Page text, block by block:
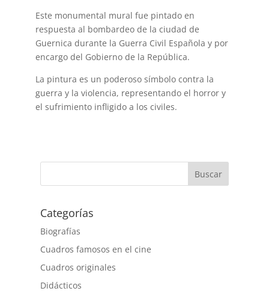
Este monumental mural fue pintado en
respuesta al bombardeo de la ciudad de
Guernica durante la Guerra Civil Española y por
encargo del Gobierno de la República.
La pintura es un poderoso símbolo contra la
guerra y la violencia, representando el horror y
el sufrimiento infligido a los civiles.
Buscar
Categorías
Biografías
Cuadros famosos en el cine
Cuadros originales
Didácticos